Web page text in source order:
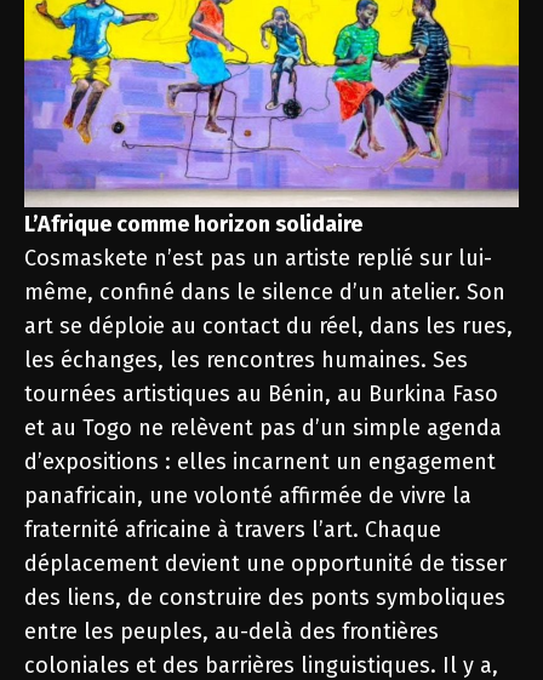
L’Afrique comme horizon solidaire
Cosmaskete n’est pas un artiste replié sur lui-
même, confiné dans le silence d’un atelier. Son
art se déploie au contact du réel, dans les rues,
les échanges, les rencontres humaines. Ses
tournées artistiques au Bénin, au Burkina Faso
et au Togo ne relèvent pas d’un simple agenda
d’expositions : elles incarnent un engagement
panafricain, une volonté affirmée de vivre la
fraternité africaine à travers l’art. Chaque
déplacement devient une opportunité de tisser
des liens, de construire des ponts symboliques
entre les peuples, au-delà des frontières
coloniales et des barrières linguistiques. Il y a,